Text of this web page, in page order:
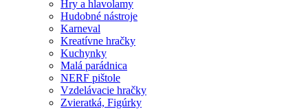
Hry a hlavolamy
Hudobné nástroje
Karneval
Kreatívne hračky
Kuchynky
Malá parádnica
NERF pištole
Vzdelávacie hračky
Zvieratká, Figúrky